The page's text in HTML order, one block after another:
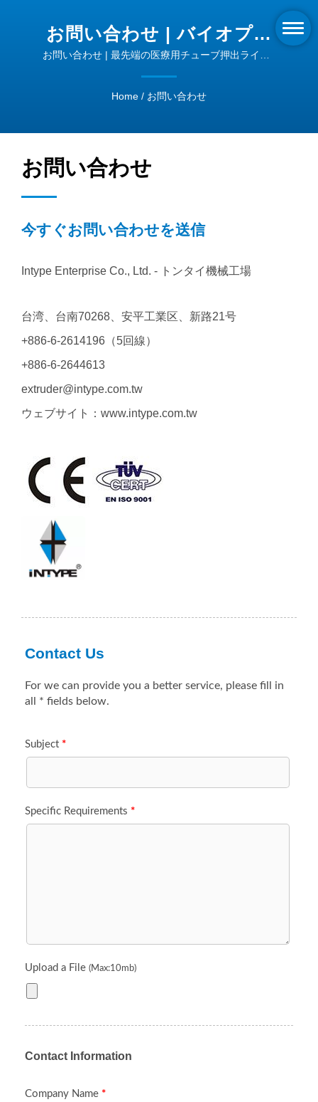
お問い合わせ | バイオプラ
スチック押出技術 | INTYPE
お問い合わせ | 最先端の医療用チューブ押出ライン -
Home / お問い合わせ
お問い合わせ
今すぐお問い合わせを送信
Intype Enterprise Co., Ltd. - トンタイ機械工場
台湾、台南70268、安平工業区、新路21号
+886-6-2614196（5回線）
+886-6-2644613
extruder@intype.com.tw
ウェブサイト：www.intype.com.tw